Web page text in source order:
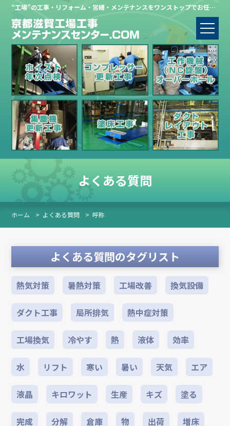
“工場”の工事・リフォーム・営繕・メンテナンスをワンストップでお任せください。
よくある質問
ホーム > よくある質問 >呼称
よくある質問のタグリスト
熱気対策 暑熱対策 工場改善 換気設備
ダクト工事 局所排気 熱中症対策
工場換気 冷やす 熱 液体 効率
水 リフト 寒い 暑い 天気 エア
液晶 キロワット 生産 キズ 塗る
完成 分解 倉庫 物 出荷 増床